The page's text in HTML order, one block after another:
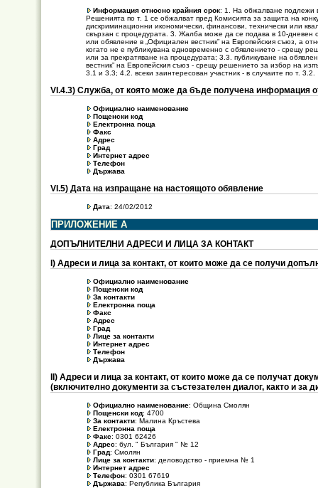
Информация относно крайния срок: 1. На обжалване подлежи
Решенията по т. 1 се обжалват пред Комисията за защита на
дискриминационни икономически, финансови, технически или
свързан с процедурата. 3. Жалба може да се подава в 10-дневен
или обявление в „Официален вестник” на Европейския съюз, а
когато не е публикувана едновременно с обявлението - срещу
или за прекратяване на процедурата; 3.3. публикуване на
вестник” на Европейския съюз - срещу решението за избор на
3.1 и 3.3; 4.2. всеки заинтересован участник - в случаите по т. 3.2.
VІ.4.3) Служба, от която може да бъде получена информация
Официално наименование
Пощенски код
Електронна поща
Факс
Адрес
Град
Интернет адрес
Телефон
Държава
VI.5) Дата на изпращане на настоящото обявление
Дата: 24/02/2012
ПРИЛОЖЕНИЕ А
ДОПЪЛНИТЕЛНИ АДРЕСИ И ЛИЦА ЗА КОНТАКТ
І) Адреси и лица за контакт, от които може да се получи
Официално наименование
Пощенски код
За контакти
Електронна поща
Факс
Адрес
Град
Лице за контакти
Интернет адрес
Телефон
Държава
ІІ) Адреси и лица за контакт, от които може да се получат
(включително документи за състезателен диалог, както и за
Официално наименование: Община Смолян
Пощенски код: 4700
За контакти: Малина Кръстева
Електронна поща
Факс: 0301 62426
Адрес: бул. " България " № 12
Град: Смолян
Лице за контакти: деловодство - приемна № 1
Интернет адрес
Телефон: 0301 67619
Държава: Република България